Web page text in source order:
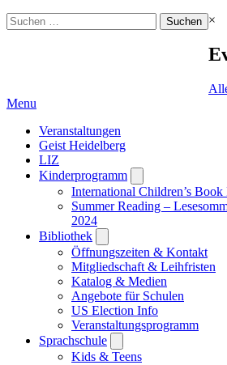
Suchen
nach:
×
Menu
Veranstaltungen
Geist Heidelberg
LIZ
Kinderprogramm
submenu
International Children’s Book
Summer Reading –
2024
Bibliothek
submenu
Öffnungszeiten & Kontakt
Mitgliedschaft & Leihfristen
Katalog & Medien
Angebote für Schulen
US Election Info
Veranstaltungsprogramm
Sprachschule
submenu
Kids & Teens